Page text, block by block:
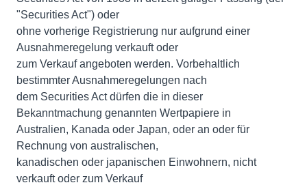
"Securities Act") oder
ohne vorherige Registrierung nur aufgrund einer
Ausnahmeregelung verkauft oder
zum Verkauf angeboten werden. Vorbehaltlich
bestimmter Ausnahmeregelungen nach
dem Securities Act dürfen die in dieser
Bekanntmachung genannten Wertpapiere in
Australien, Kanada oder Japan, oder an oder für
Rechnung von australischen,
kanadischen oder japanischen Einwohnern, nicht
verkauft oder zum Verkauf